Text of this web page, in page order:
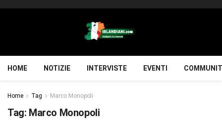
HOME NOTIZIE INTERVISTE EVENTI
Home Tag Marco Monopoli
Tag: Marco Monopoli